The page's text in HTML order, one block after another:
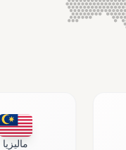
ماليزيا